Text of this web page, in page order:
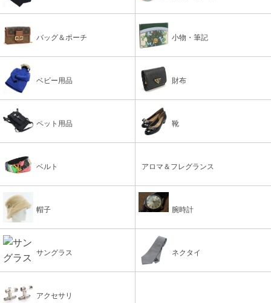
バッグ＆ポーチ 小物・筆記
ベビー用品 財布
ペット用品 靴
ベルト アロマ＆フレグランス
帽子 腕時計
サングラス ネクタイ
アクセサリ